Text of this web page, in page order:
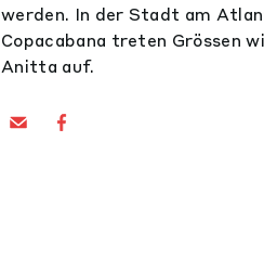
werden. In der Stadt am
Copacabana treten Grössen
Anitta auf.